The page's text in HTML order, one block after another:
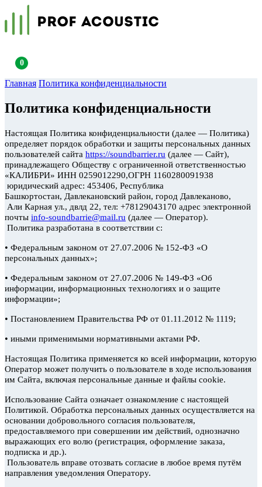
0
Главная Политика конфиденциальности
Политика конфиденциальности
Настоящая Политика конфиденциальности (далее — Политика)
определяет порядок обработки и защиты персональных данных
пользователей сайта https://soundbarrier.ru (далее — Сайт),
принадлежащего Обществу с ограниченной ответственностью
«КАЛИБРИ» ИНН 0259012290,ОГРН 1160280091938
юридический адрес: 453406, Республика
Башкортостан, Давлекановский район, город Давлеканово,
Али Карная ул., двлд 22, тел: +78129043170 адрес электронной
почты info-soundbarrie@mail.ru (далее — Оператор).
Политика разработана в соответствии с:
• Федеральным законом от 27.07.2006 № 152-ФЗ «О
персональных данных»;
• Федеральным законом от 27.07.2006 № 149-ФЗ «Об
информации, информационных технологиях и о защите
информации»;
• Постановлением Правительства РФ от 01.11.2012 № 1119;
• иными применимыми нормативными актами РФ.
Настоящая Политика применяется ко всей информации, которую
Оператор может получить о пользователе в ходе использования
им Сайта, включая персональные данные и файлы cookie.
Использование Сайта означает ознакомление с настоящей
Политикой. Обработка персональных данных осуществляется на
основании добровольного согласия пользователя,
предоставляемого при совершении им действий, однозначно
выражающих его волю (регистрация, оформление заказа,
подписка и др.).
Пользователь вправе отозвать согласие в любое время путём
направления уведомления Оператору.